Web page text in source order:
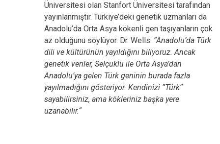
Üniversitesi olan Stanfort Üniversitesi tarafından
yayınlanmıştır. Türkiye’deki genetik uzmanları da
Anadolu’da Orta Asya kökenli gen taşıyanların çok
az olduğunu söylüyor. Dr. Wells: “Anadolu’da Türk
dili ve kültürünün yayıldığını biliyoruz. Ancak
genetik veriler, Selçuklu ile Orta Asya’dan
Anadolu’ya gelen Türk geninin burada fazla
yayılmadığını gösteriyor. Kendinizi “Türk“
sayabilirsiniz, ama kökleriniz başka yere
uzanabilir.“